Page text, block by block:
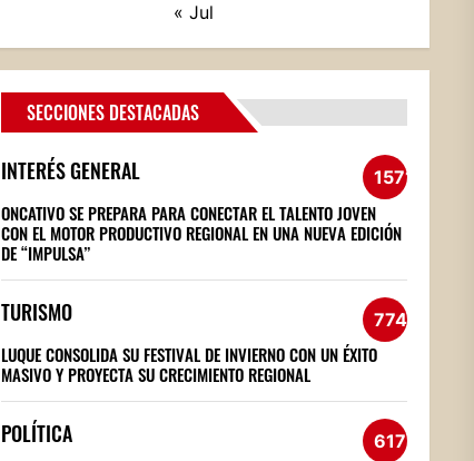
« Jul
SECCIONES DESTACADAS
INTERÉS GENERAL 1571
ONCATIVO SE PREPARA PARA CONECTAR EL TALENTO JOVEN
CON EL MOTOR PRODUCTIVO REGIONAL EN UNA NUEVA EDICIÓN
DE “IMPULSA”
TURISMO 774
LUQUE CONSOLIDA SU FESTIVAL DE INVIERNO CON UN ÉXITO
MASIVO Y PROYECTA SU CRECIMIENTO REGIONAL
POLÍTICA 617